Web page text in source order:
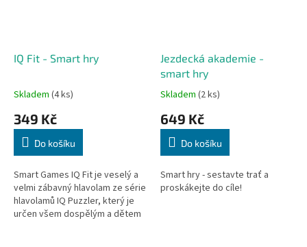
IQ Fit - Smart hry
Skladem (4 ks)
349 Kč
Do košíku
Smart Games IQ Fit je veselý a
velmi zábavný hlavolam ze série
hlavolamů IQ Puzzler, který je
určen všem dospělým a dětem
Jezdecká akademie -
smart hry
Skladem (2 ks)
649 Kč
Do košíku
Smart hry - sestavte trať a
proskákejte do cíle!